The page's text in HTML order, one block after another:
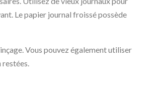
Le papier journal froissé possède
Vous pouvez également utiliser
restées.